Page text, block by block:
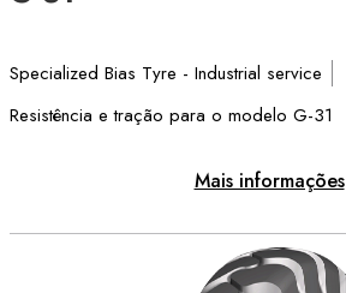
Specialized Bias Tyre - Industrial service
Resistência e tração para o modelo G-31
Mais informações